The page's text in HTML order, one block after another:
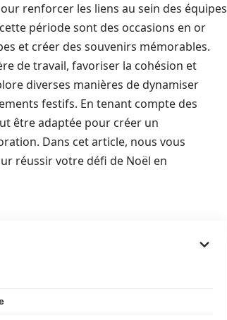
renforcer les liens au sein des équipes
période sont des occasions en or
et créer des souvenirs mémorables.
de travail, favoriser la cohésion et
diverses manières de dynamiser
festifs. En tenant compte des
être adaptée pour créer un
Dans cet article, nous vous
réussir votre défi de Noël en